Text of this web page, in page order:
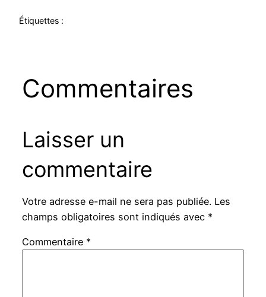
Étiquettes :
Commentaires
Laisser un
commentaire
Votre adresse e-mail ne sera pas publiée. Les
champs obligatoires sont indiqués avec *
Commentaire *